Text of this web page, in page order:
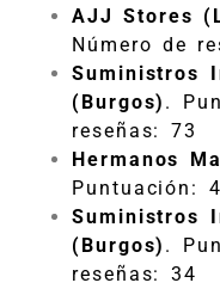
AJJ Stores
Número de
Suministros
(Burgos) .
reseñas: 73
Hermanos
Puntuación:
Suministros
(Burgos) .
reseñas: 34